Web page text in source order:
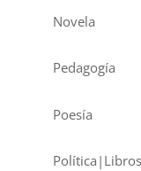
Novela
Pedagogía
Poesía
Política|Libros